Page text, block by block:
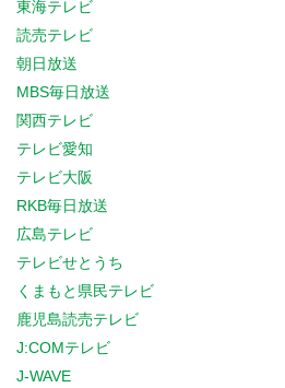
東海テレビ
読売テレビ
朝日放送
MBS毎日放送
関西テレビ
テレビ愛知
テレビ大阪
RKB毎日放送
広島テレビ
テレビせとうち
くまもと県民テレビ
鹿児島読売テレビ
J:COMテレビ
J-WAVE